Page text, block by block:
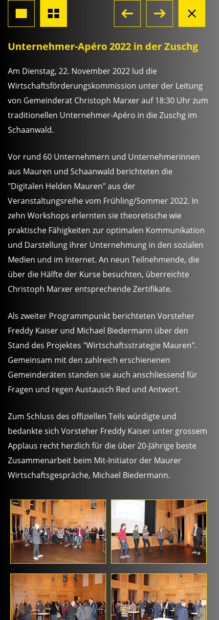
Unternehmer-Apéro 2022 in der Zuschg
Am Dienstag, 22. November 2022 lud die
Wirtschaftsförderungskommission unter der Leitung
von Gemeinderat Christoph Marxer auf 18:30 Uhr zum
traditionellen Unternehmer-Apéro in die Zuschg im
Schaanwald.
Vor rund 60 Unternehmern und Unternehmerinnen
aus Mauren und Schaanwald berichteten die
"Digitalen Helden Mauren" aus der
Veranstaltungsreihe vom Frühling/Sommer 2022. In
zehn Workshops erlernten sie theoretische wie
praktische Fähigkeiten zur optimalen Kommunikation
und Darstellung ihrer Unternehmung in den sozialen
Medien und im Internet. An neun Teilnehmende, die
über die Hälfte der Kurse besuchten, überreichte
Christoph Marxer entsprechende Zertifikate.
Als zweiter Programmpunkt berichteten Vorsteher
Freddy Kaiser und Michael Biedermann über den
Stand des Projektes "Wirtschaftsstrategie Mauren".
Gemeinsam mit den zahlreich erschienenen
Gemeinderäten standen sie auch anschliessend für
Fragen und regen Austausch Red und Antwort.
Zum Schluss des offiziellen Teils würdigte und
bedankte sich Vorsteher Freddy Kaiser unter grossem
Applaus recht herzlich für die über 20-Jährige beste
Zusammenarbeit beim Mit-Initiator der Maurer
Wirtschaftsgespräche, Michael Biedermann.